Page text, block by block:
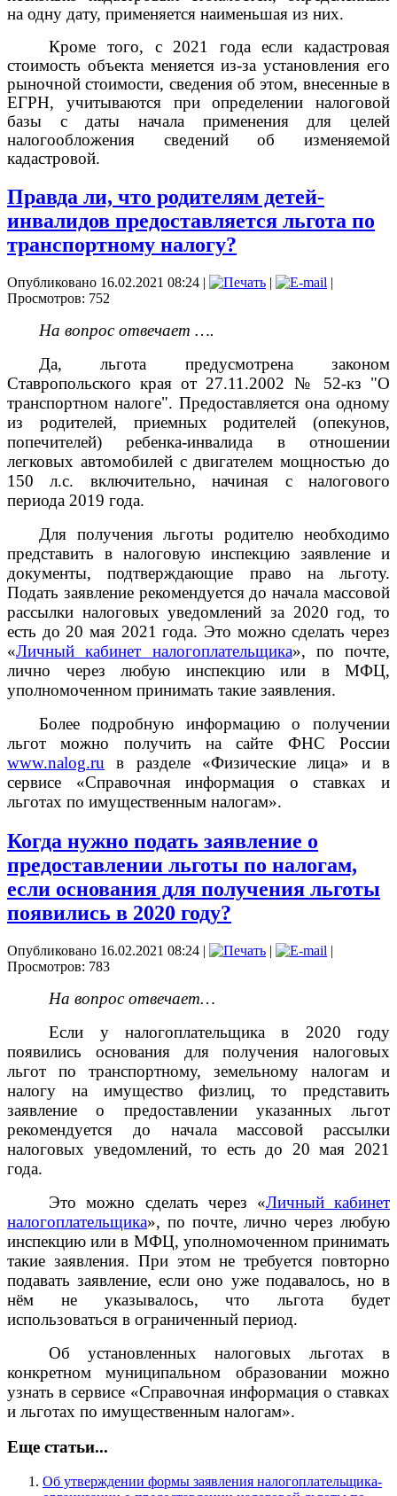
на одну дату, применяется наименьшая из них.
Кроме того, с 2021 года если кадастровая
стоимость объекта меняется из-за установления его
рыночной стоимости, сведения об этом, внесенные в
ЕГРН, учитываются при определении налоговой
базы с даты начала применения для целей
налогообложения сведений об изменяемой
кадастровой.
Правда ли, что родителям детей-
инвалидов предоставляется льгота по
транспортному налогу?
Опубликовано 16.02.2021 08:24 | |
|
Просмотров: 752
На вопрос отвечает ….
Да, льгота предусмотрена законом
Ставропольского края от 27.11.2002 № 52-кз "О
транспортном налоге". Предоставляется она одному
из родителей, приемных родителей (опекунов,
попечителей) ребенка-инвалида в отношении
легковых автомобилей с двигателем мощностью до
150 л.с. включительно, начиная с налогового
периода 2019 года.
Для получения льготы родителю необходимо
представить в налоговую инспекцию заявление и
документы, подтверждающие право на льготу.
Подать заявление рекомендуется до начала массовой
рассылки налоговых уведомлений за 2020 год, то
есть до 20 мая 2021 года. Это можно сделать через
«Личный кабинет налогоплательщика», по почте,
лично через любую инспекцию или в МФЦ,
уполномоченном принимать такие заявления.
Более подробную информацию о получении
льгот можно получить на сайте ФНС России
www.nalog.ru в разделе «Физические лица» и в
сервисе «Справочная информация о ставках и
льготах по имущественным налогам».
Когда нужно подать заявление о
предоставлении льготы по налогам,
если основания для получения льготы
появились в 2020 году?
Опубликовано 16.02.2021 08:24 | |
|
Просмотров: 783
На вопрос отвечает…
Если у налогоплательщика в 2020 году
появились основания для получения налоговых
льгот по транспортному, земельному налогам и
налогу на имущество физлиц, то представить
заявление о предоставлении указанных льгот
рекомендуется до начала массовой рассылки
налоговых уведомлений, то есть до 20 мая 2021
года.
Это можно сделать через «Личный кабинет
налогоплательщика», по почте, лично через любую
инспекцию или в МФЦ, уполномоченном принимать
такие заявления. При этом не требуется повторно
подавать заявление, если оно уже подавалось, но в
нём не указывалось, что льгота будет
использоваться в ограниченный период.
Об установленных налоговых льготах в
конкретном муниципальном образовании можно
узнать в сервисе «Справочная информация о ставках
и льготах по имущественным налогам».
Еще статьи...
Об утверждении формы заявления налогоплательщика-